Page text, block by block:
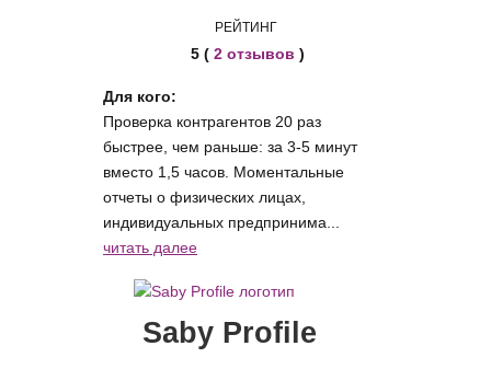
РЕЙТИНГ
5 ( 2 отзывов )
Для кого:
Проверка контрагентов 20 раз
быстрее, чем раньше: за 3-5 минут
вместо 1,5 часов. Моментальные
отчеты о физических лицах,
индивидуальных предпринима...
читать далее
Saby Profile